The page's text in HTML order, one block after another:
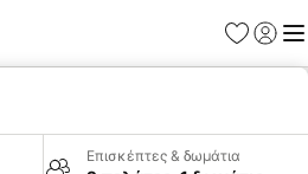
Επισκέπτες & δωμάτια